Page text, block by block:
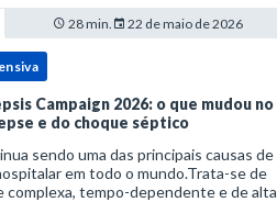
28 min. 22 de maio de 2026
Campaign 2026: o que mudou no
e do choque séptico
sendo uma das principais causas de
em todo o mundo.Trata-se de
complexa, tempo-dependente e de alta